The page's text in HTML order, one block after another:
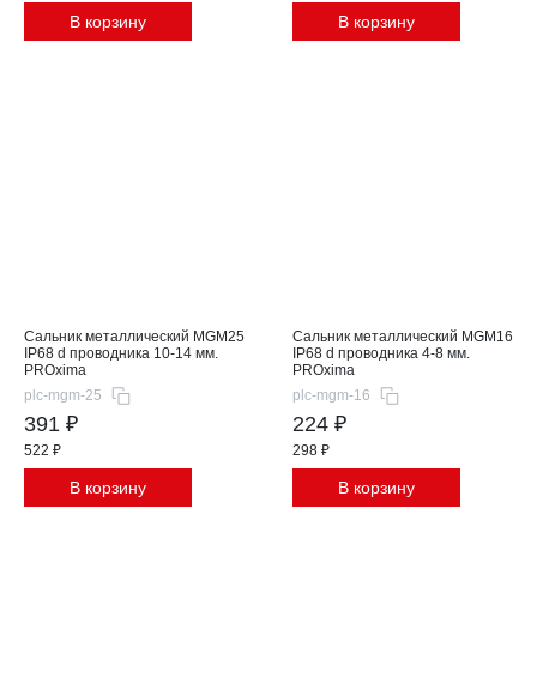
В корзину В корзину
Сальник металлический MGM25
IP68 d проводника 10-14 мм.
PROxima
plc-mgm-25
391 ₽
522 ₽
В корзину
Сальник металлический MGM16
IP68 d проводника 4-8 мм.
PROxima
plc-mgm-16
224 ₽
298 ₽
В корзину